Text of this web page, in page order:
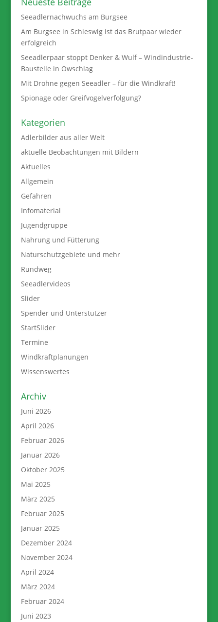
Seeadlernachwuchs am Burgsee
Am Burgsee in Schleswig ist das Brutpaar wieder
erfolgreich
Seeadlerpaar stoppt Denker & Wulf – Windindustrie-
Baustelle in Owschlag
Mit Drohne gegen Seeadler – für die Windkraft!
Spionage oder Greifvogelverfolgung?
Kategorien
Adlerbilder aus aller Welt
aktuelle Beobachtungen mit Bildern
Aktuelles
Allgemein
Gefahren
Infomaterial
Jugendgruppe
Nahrung und Fütterung
Naturschutzgebiete und mehr
Rundweg
Seeadlervideos
Slider
Spender und Unterstützer
StartSlider
Termine
Windkraftplanungen
Wissenswertes
Archiv
Juni 2026
April 2026
Februar 2026
Januar 2026
Oktober 2025
Mai 2025
März 2025
Februar 2025
Januar 2025
Dezember 2024
November 2024
April 2024
März 2024
Februar 2024
Juni 2023